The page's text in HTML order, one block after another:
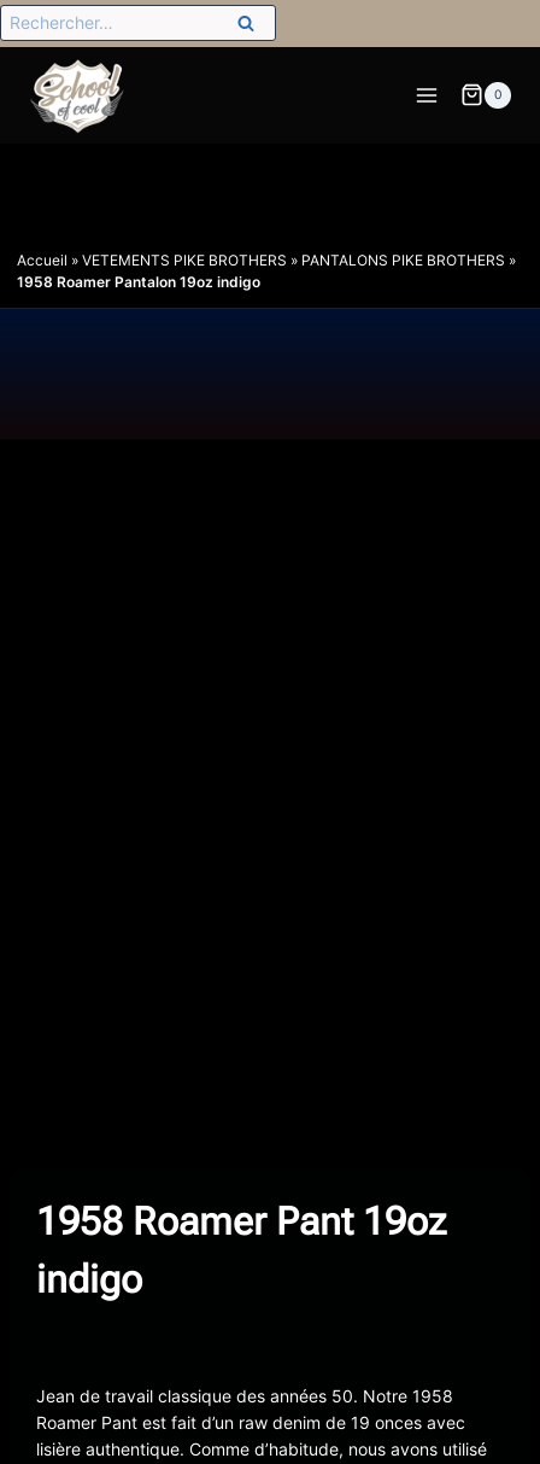
0
Accueil » VETEMENTS PIKE BROTHERS » PANTALONS PIKE BROTHERS »
1958 Roamer Pantalon 19oz indigo
1958 Roamer Pant 19oz
indigo
Jean de travail classique des années 50. Notre 1958
Roamer Pant est fait d’un raw denim de 19 onces avec
lisière authentique. Comme d’habitude, nous avons utilisé